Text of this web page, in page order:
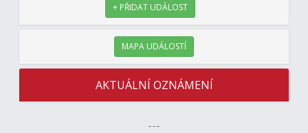
+ PŘIDAT UDÁLOST
MAPA UDÁLOSTÍ
AKTUÁLNÍ OZNÁMENÍ
---